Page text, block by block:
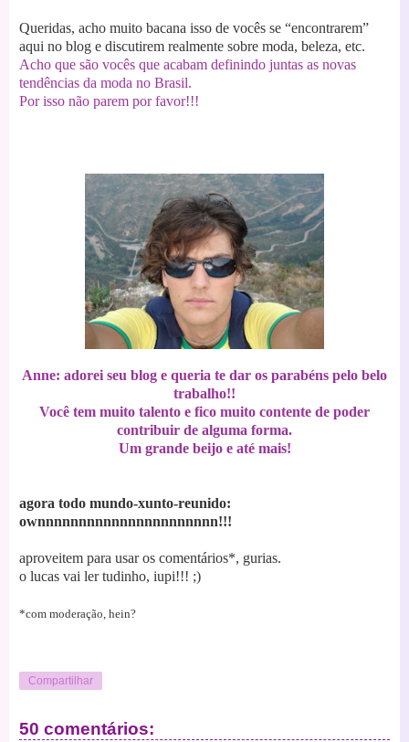
Queridas, acho muito bacana isso de vocês se “encontrarem”
aqui no blog e discutirem realmente sobre moda, beleza, etc.
Acho que são vocês que acabam definindo juntas as novas
tendências da moda no Brasil.
Por isso não parem por favor!!!
Anne: adorei seu blog e queria te dar os parabéns pelo belo
trabalho!!
Você tem muito talento e fico muito contente de poder
contribuir de alguma forma.
Um grande beijo e até mais!
agora todo mundo-xunto-reunido:
ownnnnnnnnnnnnnnnnnnnnnn!!!
aproveitem para usar os comentários*, gurias.
o lucas vai ler tudinho, iupi!!! ;)
*com moderação, hein?
Compartilhar
50 comentários: